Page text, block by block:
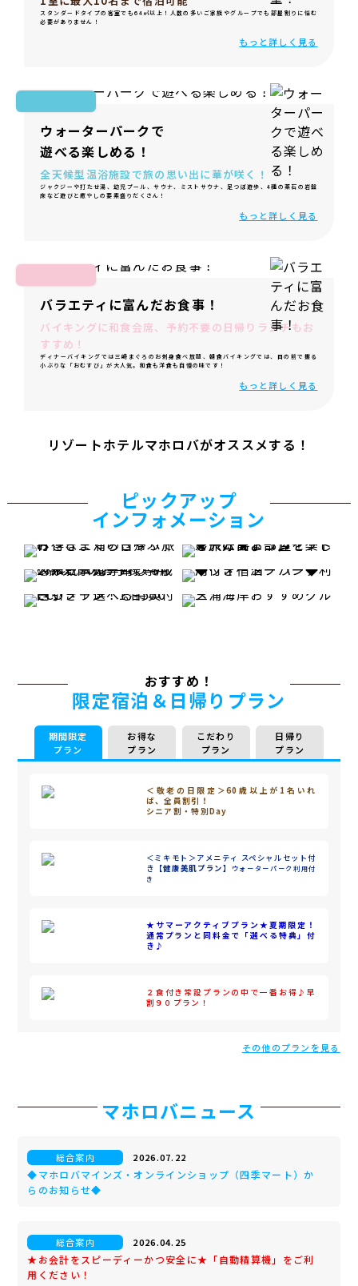
スタンダードタイプの客室でも64㎡以上！人数の多いご家族やグループでも部屋割りに悩む
必要がありません！
もっと詳しく見る
ウォーターパークで
遊べる楽しめる！
全天候型温浴施設で旅の思い出に華が咲く！
ジャクジーや打たせ湯、幼児プール、サウナ、ミストサウナ、足つぼ遊歩、4種の薬石の岩盤
床など遊びと癒やしの要素盛りだくさん！
もっと詳しく見る
バラエティに富んだお食事！
バイキングに和食会席、予約不要の日帰りランチもお
すすめ！
ディナーバイキングでは三崎まぐろのお刺身食べ放題、朝食バイキングでは、目の前で握る
小ぶりな「おむすび」が大人気。和食も洋食も自慢の味です！
もっと詳しく見る
リゾートホテルマホロバがオススメする！
ピックアップ
インフォメーション
おすすめ！
限定宿泊＆日帰りプラン
期間限定
プラン
お得な
プラン
こだわり
プラン
日帰り
プラン
＜敬老の日限定＞60歳以上が1名いれ
ば、全員割引！
シニア割・特別Day
＜ミキモト＞アメニティ スペシャルセット付
き 【健康美肌プラン】
ウォーターパーク利用付
き
★サマーアクティブプラン★夏期限定！
通常プランと同料金で「選べる特典」付
き♪
２食付き常設プランの中で一番お得♪早
割９０プラン！
その他のプランを見る
マホロバニュース
総合案内 2026.07.22
◆マホロバマインズ・オンラインショップ（四季マート）か
らのお知らせ◆
総合案内 2026.04.25
★お会計をスピーディーかつ安全に★「自動精算機」をご利
用ください！